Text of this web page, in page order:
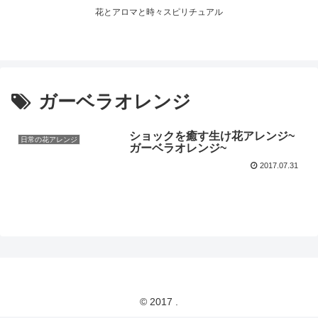
花とアロマと時々スピリチュアル
ガーベラオレンジ
日常の花アレンジ
ショックを癒す生け花アレンジ~
ガーベラオレンジ~
2017.07.31
© 2017 .